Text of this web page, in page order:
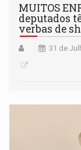
MUITOS
deputados
verbas de
31 de